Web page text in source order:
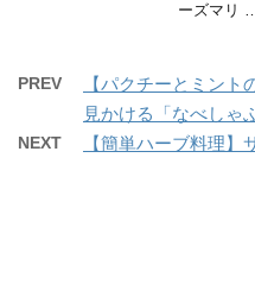
ーズマリ
PREV
【パクチーとミン
見かける「なべしゃ
NEXT 【簡単ハーブ料理